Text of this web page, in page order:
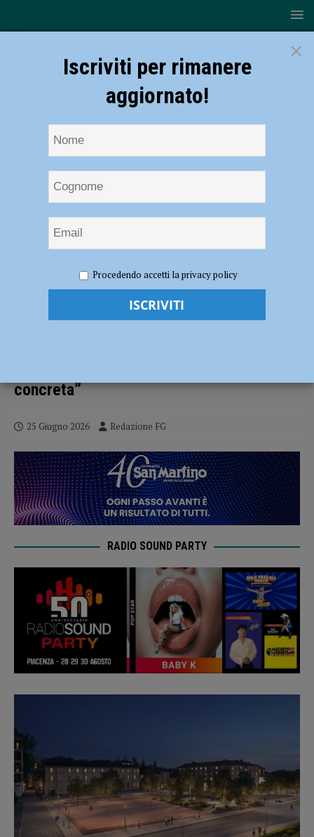
centrodestra attacca la giunta: “Svolta storica? Un rendering da oltre
100 mila euro senza alcuna risposta concreta”
Cittadella, il centrodestra attacca la
concreta”
25 Giugno 2026 Redazione FG
RADIO SOUND PARTY
×
Iscriviti per rimanere
aggiornato!
Procedendo accetti la privacy policy